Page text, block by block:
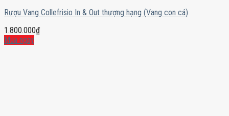
Rượu Vang Collefrisio In & Out thượng hạng (Vang con cá)
1.800.000₫
Mua ngay